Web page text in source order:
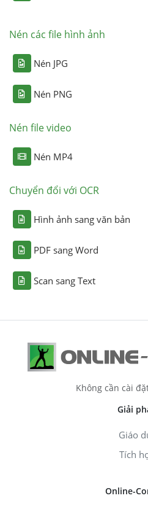
Nén các file hình ảnh
Nén JPG
Nén PNG
Nén file video
Nén MP4
Chuyển đổi với OCR
Hình ảnh sang văn bản
PDF sang Word
Scan sang Text
Không cần cài
Giải
Giáo
Tích
Online-